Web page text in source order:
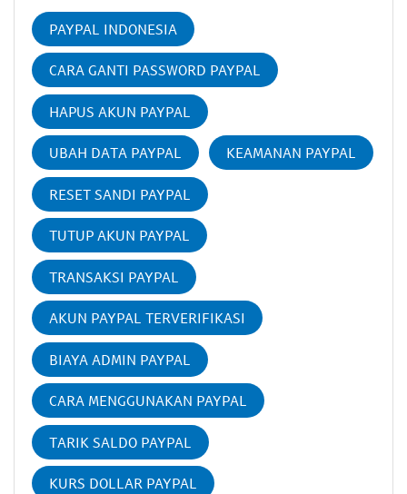
PAYPAL INDONESIA
CARA GANTI PASSWORD PAYPAL
HAPUS AKUN PAYPAL
UBAH DATA PAYPAL KEAMANAN PAYPAL
RESET SANDI PAYPAL
TUTUP AKUN PAYPAL
TRANSAKSI PAYPAL
AKUN PAYPAL TERVERIFIKASI
BIAYA ADMIN PAYPAL
CARA MENGGUNAKAN PAYPAL
TARIK SALDO PAYPAL
KURS DOLLAR PAYPAL